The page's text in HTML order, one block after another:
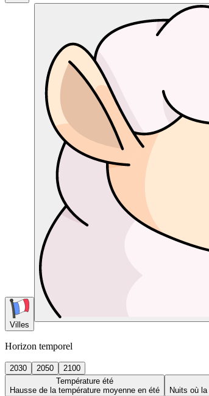
Villes
Horizon temporel
2030 2050
2100
Température été
Hausse de la température moyenne en été
Nuits où